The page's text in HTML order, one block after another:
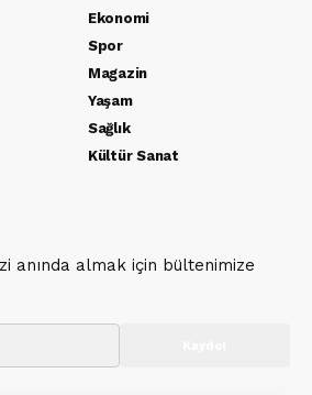
Ekonomi
Spor
Magazin
Yaşam
Sağlık
Kültür Sanat
anında almak için bültenimize